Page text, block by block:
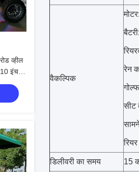
व्हील
10 इंच
वैकल्पिक
रेन
सीट
डिलीवरी का समय 15